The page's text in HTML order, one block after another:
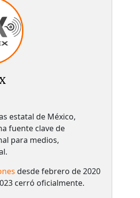
estatal de México,
fuente clave de
para medios,
desde febrero de 2020
cerró oficialmente.